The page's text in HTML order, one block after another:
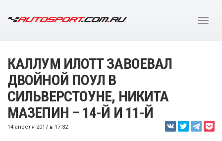
КАЛЛУМ ИЛОТТ ЗАВОЕВАЛ
ДВОЙНОЙ ПОУЛ В
СИЛЬВЕРСТОУНЕ, НИКИТА
МАЗЕПИН – 14-Й И 11-Й
14 апреля 2017 в 17:32